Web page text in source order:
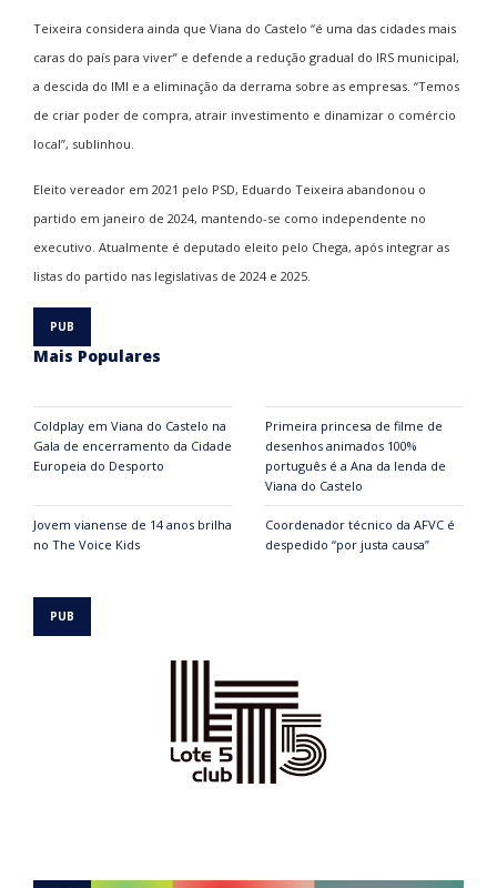
Teixeira considera ainda que Viana do Castelo “é uma das cidades mais
caras do país para viver” e defende a redução gradual do IRS municipal,
a descida do IMI e a eliminação da derrama sobre as empresas. “Temos
de criar poder de compra, atrair investimento e dinamizar o comércio
local”, sublinhou.
Eleito vereador em 2021 pelo PSD, Eduardo Teixeira abandonou o
partido em janeiro de 2024, mantendo-se como independente no
executivo. Atualmente é deputado eleito pelo Chega, após integrar as
listas do partido nas legislativas de 2024 e 2025.
Mais Populares
Coldplay em Viana do Castelo na
Gala de encerramento da Cidade
Europeia do Desporto
Primeira princesa de filme de
desenhos animados 100%
português é a Ana da lenda de
Viana do Castelo
Jovem vianense de 14 anos brilha
no The Voice Kids
Coordenador técnico da AFVC é
despedido “por justa causa”